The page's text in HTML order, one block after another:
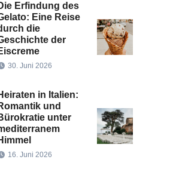
Erfindung des
Eine Reise
die
der
30. Juni 2026
in Italien:
und
unter
16. Juni 2026